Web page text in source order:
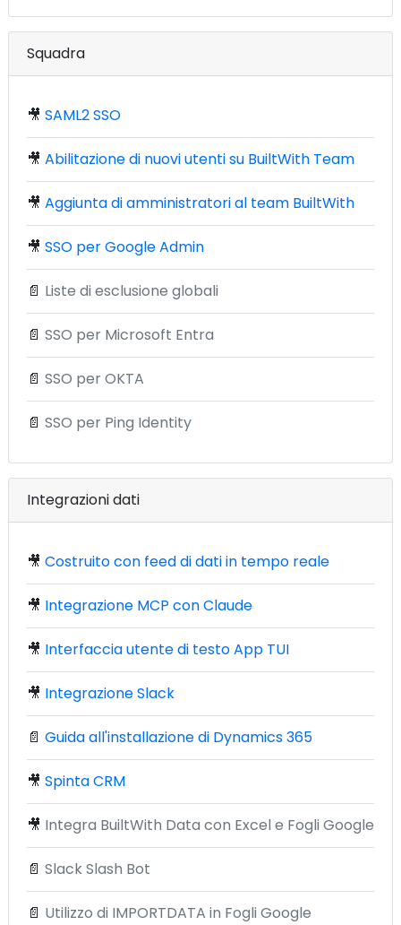
Squadra
🎥 SAML2 SSO
🎥 Abilitazione di nuovi utenti su BuiltWith Team
🎥 Aggiunta di amministratori al team BuiltWith
🎥 SSO per Google Admin
📄 Liste di esclusione globali
📄 SSO per Microsoft Entra
📄 SSO per OKTA
📄 SSO per Ping Identity
Integrazioni dati
🎥 Costruito con feed di dati in tempo reale
🎥 Integrazione MCP con Claude
🎥 Interfaccia utente di testo App TUI
🎥 Integrazione Slack
📄 Guida all'installazione di Dynamics 365
🎥 Spinta CRM
🎥 Integra BuiltWith Data con Excel e Fogli Google
📄 Slack Slash Bot
📄 Utilizzo di IMPORTDATA in Fogli Google